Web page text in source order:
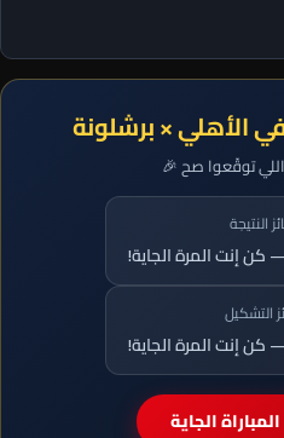
الأهلي × برشلونة
توقّعوا صح 🎉
النتيجة
إنت المرة الجاية!
التشكيل
إنت المرة الجاية!
الجاية